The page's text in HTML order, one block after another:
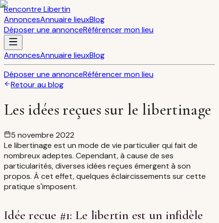
Rencontre Libertin
AnnoncesAnnuaire lieuxBlog
Déposer une annonceRéférencer mon lieu
AnnoncesAnnuaire lieuxBlog
Déposer une annonceRéférencer mon lieu
Retour au blog
Les idées reçues sur le libertinage
5 novembre 2022
Le libertinage est un mode de vie particulier qui fait de
nombreux adeptes. Cependant, à cause de ses
particularités, diverses idées reçues émergent à son
propos. À cet effet, quelques éclaircissements sur cette
pratique s'imposent.
Idée recue #1: Le libertin est un infidèle